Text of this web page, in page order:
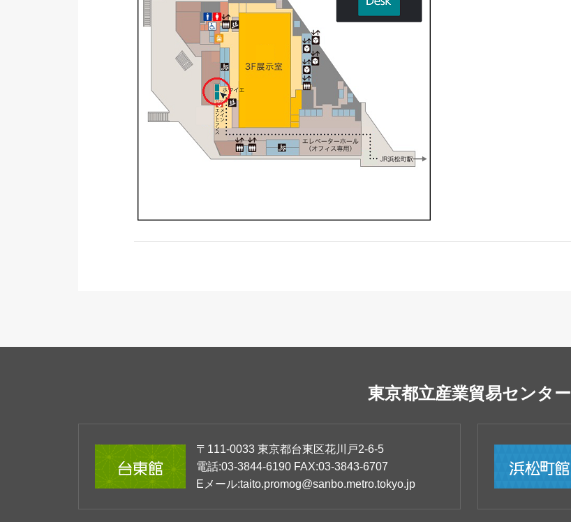
東京都立産業貿易センター
〒111-0033 東京都台東区花川戸2-6-5
電話:03-3844-6190 FAX:03-3843-6707
Eメール:taito.promog@sanbo.metro.tokyo.jp